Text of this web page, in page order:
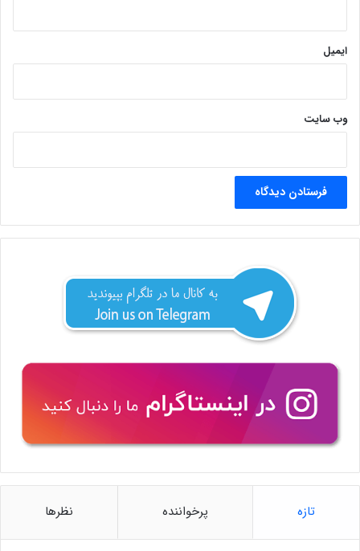
ایمیل
وب‌ سایت
تازه پرخواننده نظرها